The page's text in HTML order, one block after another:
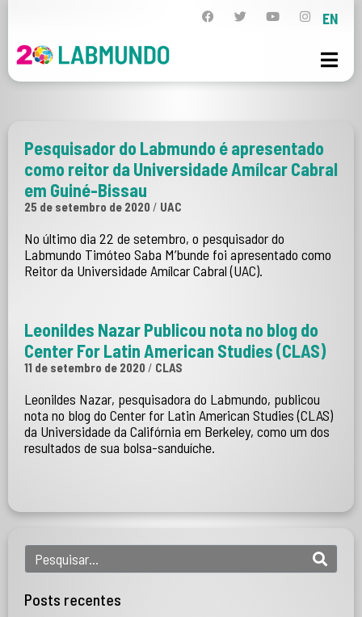
EN
Pesquisador do Labmundo é apresentado
como reitor da Universidade Amílcar Cabral
em Guiné-Bissau
25 de setembro de 2020 / UAC
No último dia 22 de setembro, o pesquisador do
Labmundo Timóteo Saba M’bunde foi apresentado como
Reitor da Universidade Amílcar Cabral (UAC).
Leonildes Nazar Publicou nota no blog do
Center For Latin American Studies (CLAS)
11 de setembro de 2020 / CLAS
Leonildes Nazar, pesquisadora do Labmundo, publicou
nota no blog do Center for Latin American Studies (CLAS)
da Universidade da Califórnia em Berkeley, como um dos
resultados de sua bolsa-sanduíche.
Posts recentes